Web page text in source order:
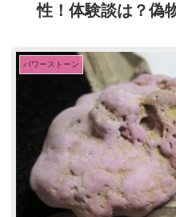
性！体験談は？偽
パワーストーン